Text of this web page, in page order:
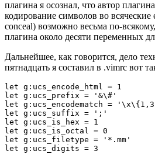
плагина я осознал, что автор
кодирование символов во
conceal) возможно весьма по-
плагина около десяти переменных
Дальнейшее, как говорится, дело
пятнадцать я составил в .vimrc вот
let g:ucs_encode_html = 1
let g:ucs_prefix = '&\#'
let g:ucs_encodematch =
let g:ucs_suffix = ';'
let g:ucs_is_hex = 1
let g:ucs_is_octal = 0
let g:ucs_filetype = '*.mm'
let g:ucs_digits = 3